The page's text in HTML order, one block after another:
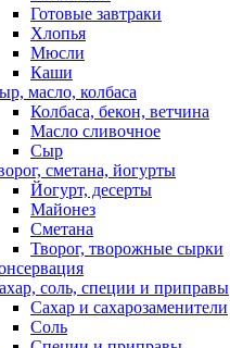
Готовые завтраки
Хлопья
Мюсли
Каши
масло, колбаса
Колбаса, бекон, ветчина
Масло сливочное
Сыр
сметана, йогурты
Йогурт, десерты
Майонез
Сметана
Творог, творожные сырки
соль, специи и приправы
Сахар и сахарозаменители
Соль